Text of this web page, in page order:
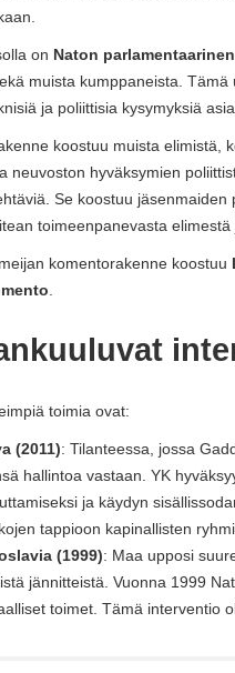
on Naton
muista kumppaneista. Tämä
ja poliittisia kysymyksiä
koostuu muista elimistä,
neuvoston hyväksymien
Se koostuu jäsenmaiden
toimeenpanevasta
komentorakenne koostuu
toimia ovat:
(2011): Tilanteessa, jossa
hallintoa vastaan. YK
ja käydyn
tappioon kapinallisten
(1999): Maa upposi
jännitteistä. Vuonna 1999
toimet. Tämä interventio